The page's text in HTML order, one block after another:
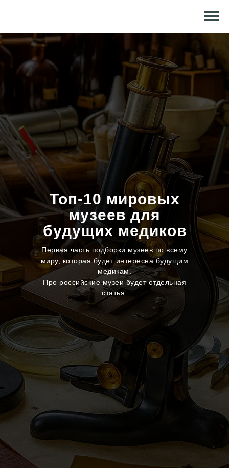
Топ-10 мировых
музеев для
будущих медиков
Первая часть подборки музеев по всему
миру, которая будет интересна будущим
медикам.
Про российские музеи будет отдельная
статья.